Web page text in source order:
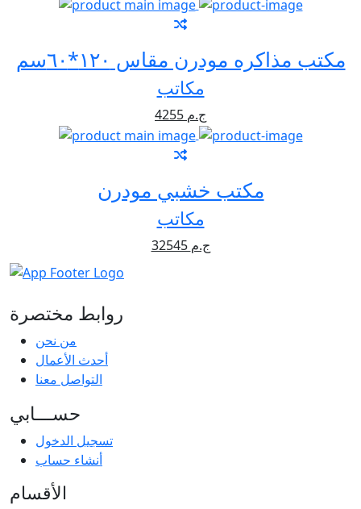
مكتب مذاكره مودرن مقاس ١٢٠*٦٠سم
مكاتب
4255 ج.م
مكتب خشبي مودرن
مكاتب
32545 ج.م
روابط مختصرة
من نحن
أحدث الأعمال
التواصل معنا
حســـابي
تسجيل الدخول
أنشاء حساب
الأقسام